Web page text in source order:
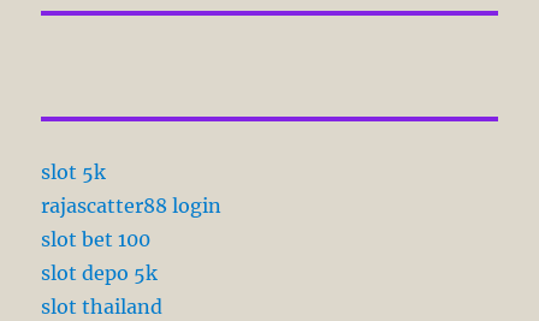
slot 5k
rajascatter88 login
slot bet 100
slot depo 5k
slot thailand